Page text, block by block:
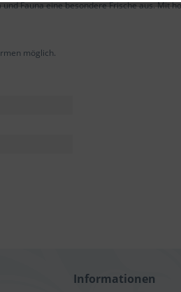
Fauna eine besondere Frische aus. Mit
möglich.
Informationen